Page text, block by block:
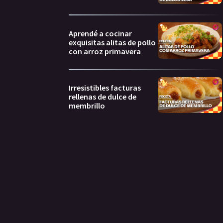
Aprendé a cocinar
exquisitas alitas de pollo
con arroz primavera
Irresistibles facturas
rellenas de dulce de
membrillo